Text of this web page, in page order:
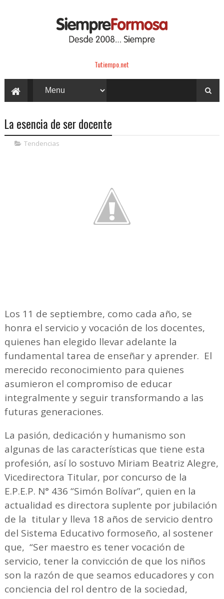
Tutiempo.net
La esencia de ser docente
Tendencias
Los 11 de septiembre, como cada año, se
honra el servicio y vocación de los docentes,
quienes han elegido llevar adelante la
fundamental tarea de enseñar y aprender. El
merecido reconocimiento para quienes
asumieron el compromiso de educar
integralmente y seguir transformando a las
futuras generaciones.
La pasión, dedicación y humanismo son
algunas de las características que tiene esta
profesión, así lo sostuvo Miriam Beatriz Alegre,
Vicedirectora Titular, por concurso de la
E.P.E.P. N° 436 “Simón Bolívar”, quien en la
actualidad es directora suplente por jubilación
de la titular y lleva 18 años de servicio dentro
del Sistema Educativo formoseño, al sostener
que, “Ser maestro es tener vocación de
servicio, tener la convicción de que los niños
son la razón de que seamos educadores y con
conciencia del rol dentro de la sociedad,